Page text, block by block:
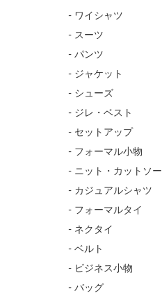
- ワイシャツ
- スーツ
- パンツ
- ジャケット
- シューズ
- ジレ・ベスト
- セットアップ
- フォーマル小物
- ニット・カットソー
- カジュアルシャツ
- フォーマルタイ
- ネクタイ
- ベルト
- ビジネス小物
- バッグ